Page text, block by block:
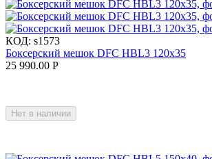
КОД: s1573
Боксерский мешок DFC HBL3 120х35
25 990.00 Р
Нет в наличии